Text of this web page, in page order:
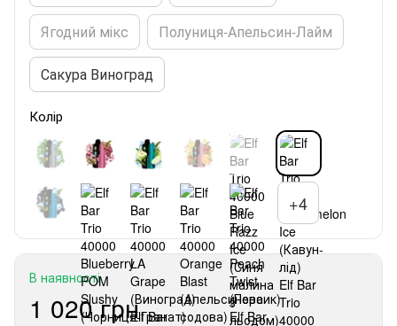
Ягодний мікс Полуниця-Апельсин-Лайм
Сакура Виноград
Колір
+4
В наявності
1 020 грн